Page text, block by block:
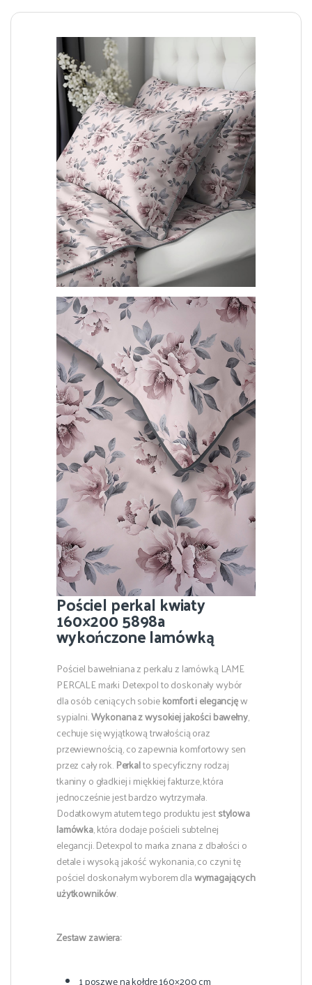
Pościel perkal kwiaty
160×200 5898a
wykończone lamówką
Pościel bawełniana z perkalu z lamówką LAME
PERCALE marki Detexpol to doskonały wybór
dla osób ceniących sobiekomfort i elegancjęw
sypialni.Wykonana z wysokiej jakości bawełny,
cechuje się wyjątkową trwałością oraz
przewiewnością, co zapewnia komfortowy sen
przez cały rok. Perkalto specyficzny rodzaj
tkaniny o gładkiej i miękkiej fakturze, która
jednocześnie jest bardzo wytrzymała.
Dodatkowym atutem tego produktu jeststylowa
lamówka, która dodaje pościeli subtelnej
elegancji. Detexpol to marka znana z dbałości o
detale i wysoką jakość wykonania, co czyni tę
pościel doskonałym wyborem dlawymagających
użytkowników.
Zestaw zawiera:
1 poszwę na kołdrę 160×200 cm